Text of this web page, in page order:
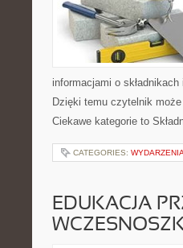
informacjami o
Dzięki temu czytelnik
Ciekawe kategorie to
CATEGORIES:
EDUKACJA